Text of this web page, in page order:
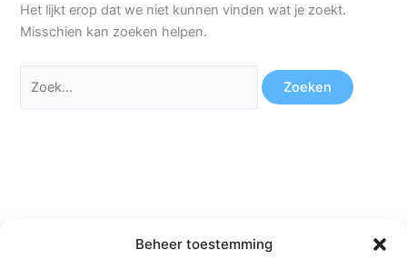
Beheer toestemming
Het lijkt erop dat we niet kunnen vinden wat je zoekt.
Misschien kan zoeken helpen.